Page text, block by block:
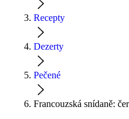
Recepty
Dezerty
Pečené
Francouzská snídaně: